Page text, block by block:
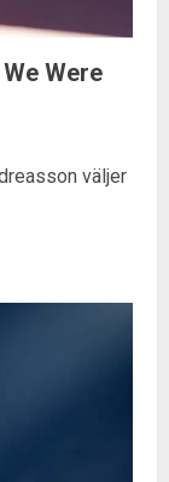
Were
väljer